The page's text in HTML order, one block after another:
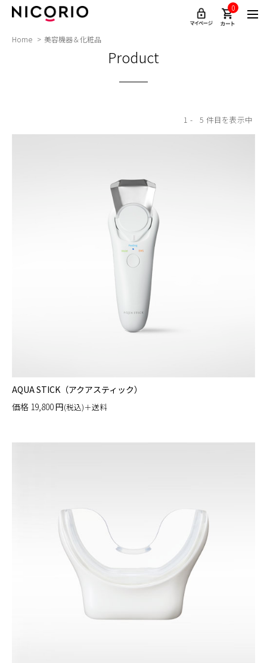
0
Home 美容機器＆化粧品
Product
1 5
AQUA STICK（アクアスティック）
価格 19,800円(税込)＋送料